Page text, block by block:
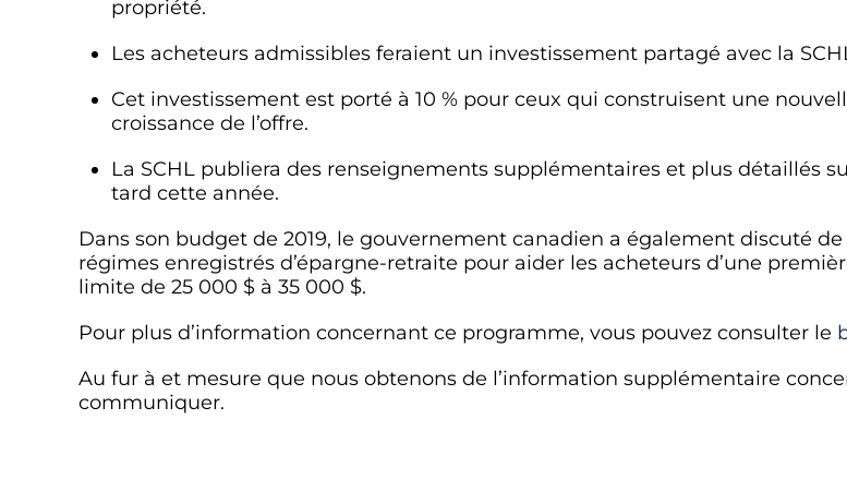
propriété.
Les acheteurs admissibles feraient un investissement partagé avec la
Cet investissement est porté à 10 % pour ceux qui construisent une
croissance de l’offre.
La SCHL publiera des renseignements supplémentaires et plus détaillés
tard cette année.
Dans son budget de 2019, le gouvernement canadien a également discuté
régimes enregistrés d’épargne-retraite pour aider les acheteurs d’une
limite de 25 000 $ à 35 000 $.
Pour plus d’information concernant ce programme, vous pouvez consulter le
Au fur à et mesure que nous obtenons de l’information supplémentaire
communiquer.